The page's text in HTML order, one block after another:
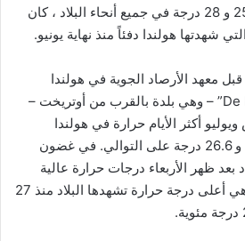
درجات حرارة تتراوح بين 25 و 28 درجة في جميع أنحاء البلاد ، كان
شهدتها هولندا دفئاً منذ نهاية يونيو.
معهد الأرصاد الجوية في هولندا
“KNMI” في دي بلت “De Blit” – وهي بلدة بالقرب من أوتريخت –
أكثر الأيام حرارة في هولندا
بدرجات حرارة 25.2 درجة و 26.6 درجة على التوالي. في غضون
ظهر الأربعاء درجات حرارة عالية
بلغت 26.9 درجة مئوية، وهي أعلى درجة حرارة تشهدها البلاد منذ 27